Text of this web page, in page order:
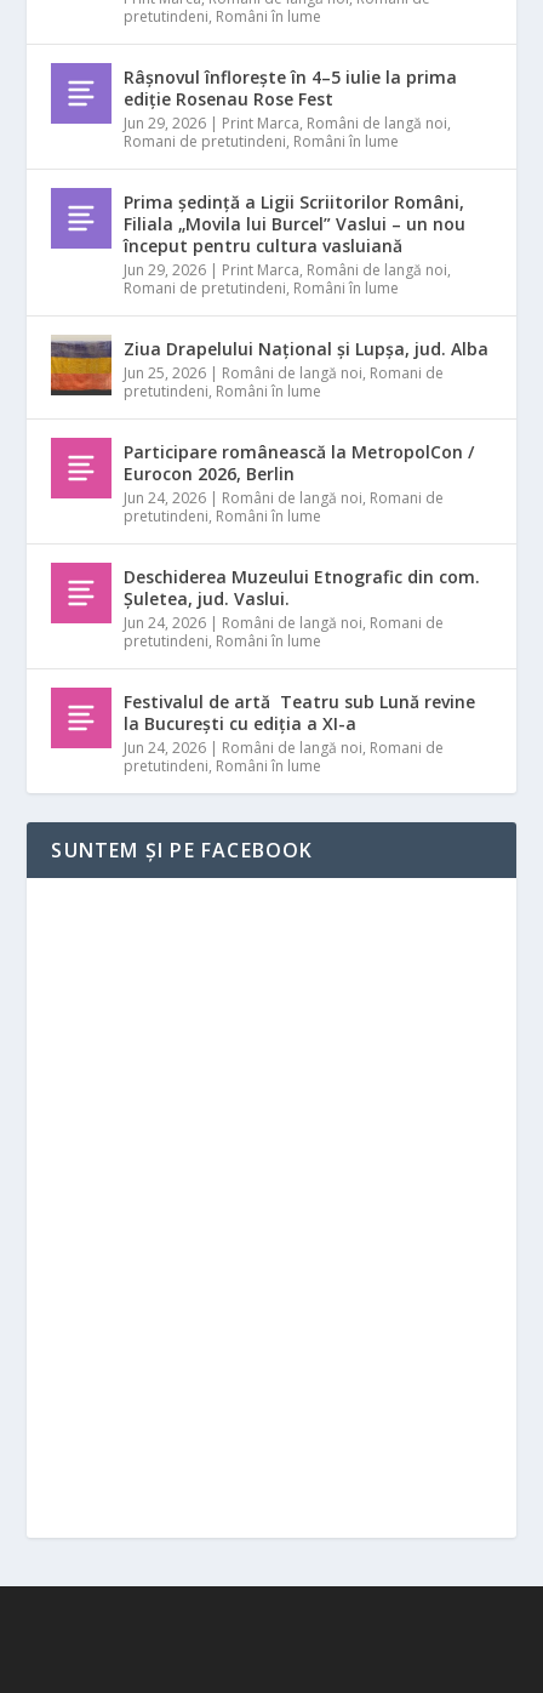
pretutindeni, Români în lume
Râșnovul înflorește în 4–5 iulie la prima
ediție Rosenau Rose Fest
Jun 29, 2026 | Print Marca, Români de langă noi,
Romani de pretutindeni, Români în lume
Prima ședință a Ligii Scriitorilor Români,
Filiala „Movila lui Burcel” Vaslui – un nou
început pentru cultura vasluiană
Jun 29, 2026 | Print Marca, Români de langă noi,
Romani de pretutindeni, Români în lume
Ziua Drapelului Național și Lupșa, jud. Alba
Jun 25, 2026 | Români de langă noi, Romani de
pretutindeni, Români în lume
Participare românească la MetropolCon /
Eurocon 2026, Berlin
Jun 24, 2026 | Români de langă noi, Romani de
pretutindeni, Români în lume
Deschiderea Muzeului Etnografic din com.
Șuletea, jud. Vaslui.
Jun 24, 2026 | Români de langă noi, Romani de
pretutindeni, Români în lume
Festivalul de artă Teatru sub Lună revine
la București cu ediția a XI-a
Jun 24, 2026 | Români de langă noi, Romani de
pretutindeni, Români în lume
SUNTEM ȘI PE FACEBOOK